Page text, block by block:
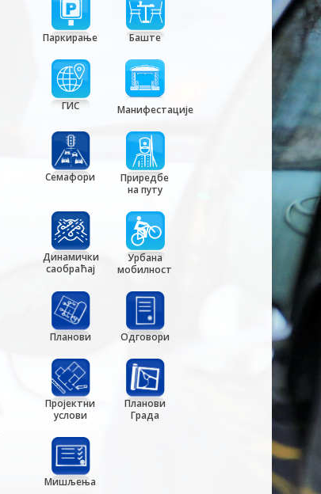
Паркирање Баште
ГИС Манифестације
Семафори
Приредбе
на путу
Динамички
саобраћај
Урбана
мобилност
Планови Одговори
Пројектни
услови
Планови
Града
Мишљења